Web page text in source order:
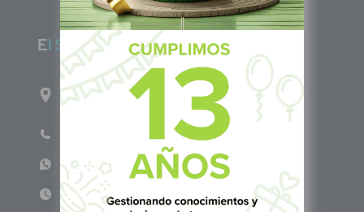
El Salvador
1ro Cll Pte, y 61 Av Nte, #3206, Local 9, San
Salvador Centro
Teléfono: +503 6986 1402
WhatsApp: +503 7687 3923
Lun - Vie 8:00am - 5:00pm